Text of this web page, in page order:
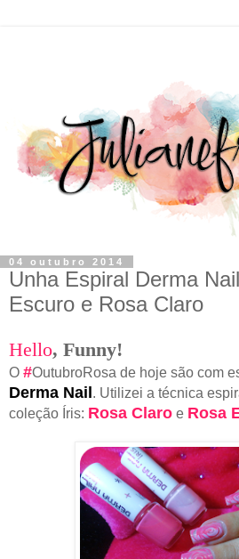
04 outubro 2014
Unha Espiral Derma
Escuro e Rosa Claro
Hello, Funny!
O #OutubroRosa de hoje são com
Derma Nail . Utilizei a técnica
coleção Íris: Rosa Claro e Rosa